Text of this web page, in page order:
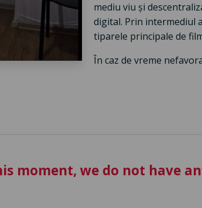
mediu viu și
digital. Prin intermediul
tiparele principale de
În caz de vreme
moment, we do not have